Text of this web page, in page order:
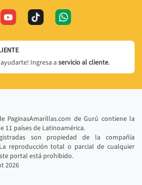
Ingresa a servicio al cliente.
PaginasAmarillas.com de Gurú contiene la
11 países de Latinoamérica.
son propiedad de la compañía
reproducción total o parcial de cualquier
portal está prohibido.
2026